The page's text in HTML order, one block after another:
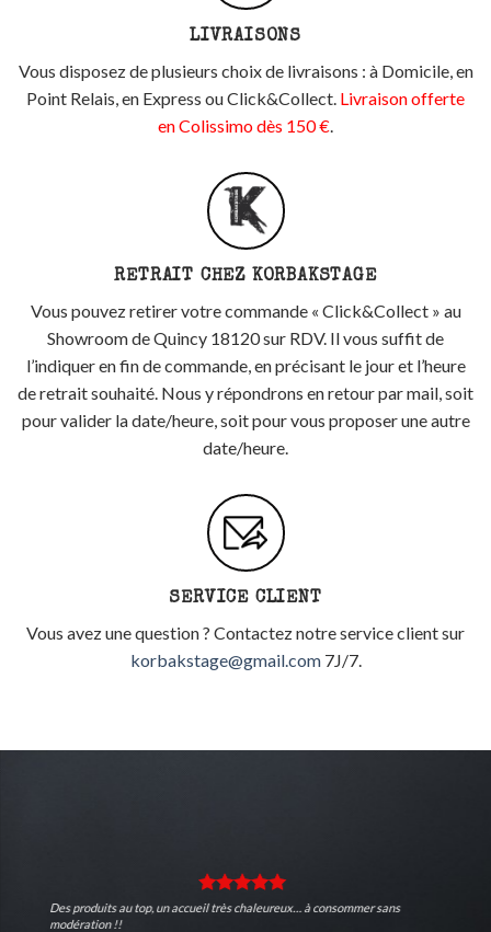
LIVRAISONS
Vous disposez de plusieurs choix de livraisons : à Domicile, en
Point Relais, en Express ou Click&Collect. Livraison offerte
en Colissimo dès 150 €.
RETRAIT CHEZ KORBAKSTAGE
Vous pouvez retirer votre commande « Click&Collect » au
Showroom de Quincy 18120 sur RDV. Il vous suffit de
l’indiquer en fin de commande, en précisant le jour et l’heure
de retrait souhaité. Nous y répondrons en retour par mail, soit
pour valider la date/heure, soit pour vous proposer une autre
date/heure.
SERVICE CLIENT
Vous avez une question ? Contactez notre service client sur
korbakstage@gmail.com7J/7.
Des produits au top, un accueil très chaleureux… à consommer sans
modération !!